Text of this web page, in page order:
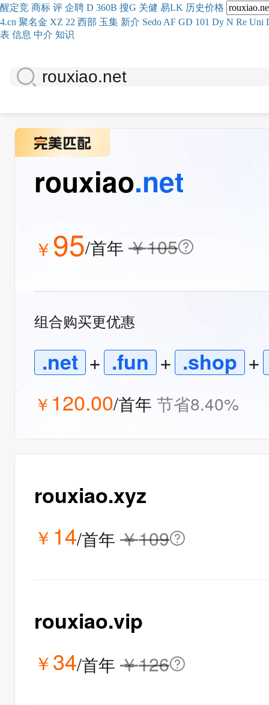
醒定竞 商标 评 企聘 D 360B 搜G 关健 易LK 历史价格
4.cn 聚名金 XZ 22 西部 玉集 新介 Sedo AF GD 101 Dy N Re Uni
表 信息 中介 知识